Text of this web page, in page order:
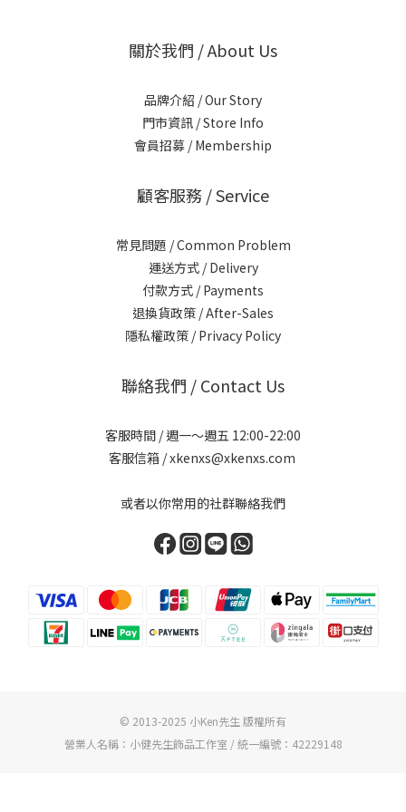
關於我們 / About Us
品牌介紹 / Our Story
門市資訊 / Store Info
會員招募 / Membership
顧客服務 / Service
常見問題 / Common Problem
運送方式 / Delivery
付款方式 / Payments
退換貨政策 / After-Sales
隱私權政策 / Privacy Policy
聯絡我們 / Contact Us
客服時間 / 週一～週五 12:00-22:00
客服信箱 / xkenxs@xkenxs.com
或者以你常用的社群聯絡我們
© 2013-2025 小Ken先生 版權所有
營業人名稱：小健先生飾品工作室 / 統一編號：42229148